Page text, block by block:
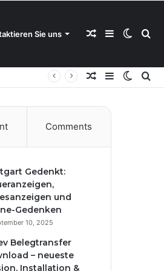
Sie uns Switch
Sidebar
Random
Switch
Sidebar
Random
Comments
Gedenkt:
und
Gedenken
10, 2025
Belegtransfer
– neueste
Installation &